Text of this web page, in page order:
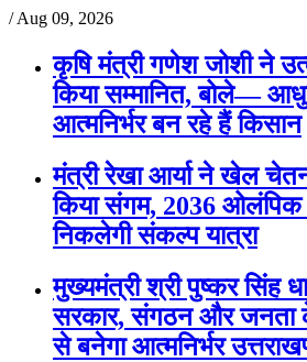
/ Aug 09, 2026
कृषि मंत्री गणेश जोशी ने
किया सम्मानित, बोले—
आत्मनिर्भर बन रहे हैं किसान
मंत्री रेखा आर्या ने खेल
किया संगम, 2036 ओलंपिक
निकलेगी संकल्प यात्रा
मुख्यमंत्री श्री पुष्कर सिंह
सरकार, संगठन और जनता
से बनेगा आत्मनिर्भर